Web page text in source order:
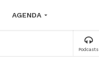
AGENDA
Podcasts